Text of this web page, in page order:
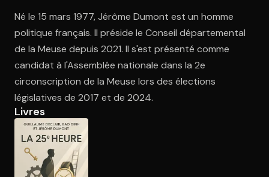
Ouvre l'app Appareil photo, pointe sur le code. C'est gratuit à
Né le 15 mars 1977, Jérôme Dumont est un homme
politique français. Il préside le Conseil départemental
de la Meuse depuis 2021. Il s'est présenté comme
candidat à l'Assemblée nationale dans la 2e
circonscription de la Meuse lors des élections
législatives de 2017 et de 2024.
Livres